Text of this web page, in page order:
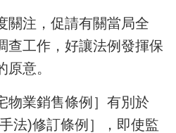
關注，促請有關當局全
查工作，好讓法例發揮保
意。
物業銷售條例］有別於
法)修訂條例］，即使監